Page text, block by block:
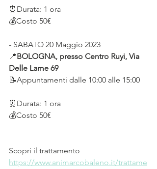
⏰Durata: 1 ora
💰Costo 50€
- SABATO 20 Maggio 2023
📍BOLOGNA, presso Centro Ruyi, Via
Delle Lame 69
📝Appuntamenti dalle 10:00 alle 15:00
⏰Durata: 1 ora
💰Costo 50€
Scopri il trattamento
https://www.animarcobaleno.it/trattame